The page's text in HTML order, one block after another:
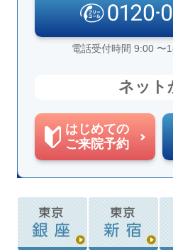
電話受付時間 9:00 〜
ネット
はじめての
ご来院予約